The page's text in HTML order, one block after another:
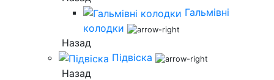
Гальмівні
колодки
Назад
Підвіска
Назад